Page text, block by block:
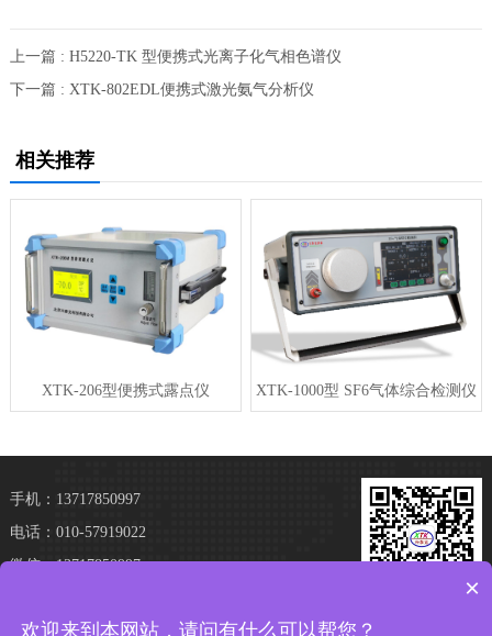
上一篇 : H5220-TK 型便携式光离子化气相色谱仪
下一篇 : XTK-802EDL便携式激光氨气分析仪
相关推荐
XTK-206型便携式露点仪 XTK-1000型 SF6气体综合检测仪
手机：13717850997
电话：010-57919022
微信：13717850997
号院15号楼502
×
欢迎来到本网站，请问有什么可以帮您？